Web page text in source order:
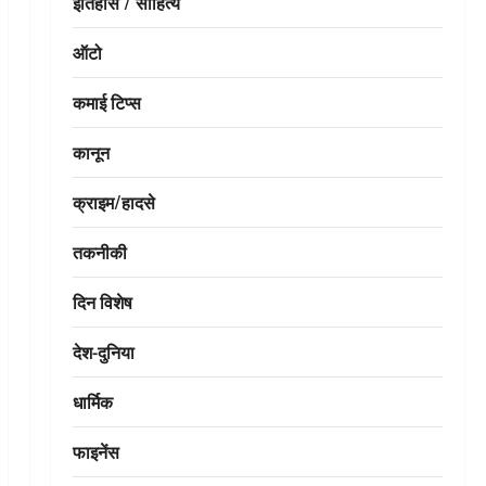
ऑटो
कमाई टिप्स
कानून
क्राइम/हादसे
तकनीकी
दिन विशेष
देश-दुनिया
धार्मिक
फाइनेंस